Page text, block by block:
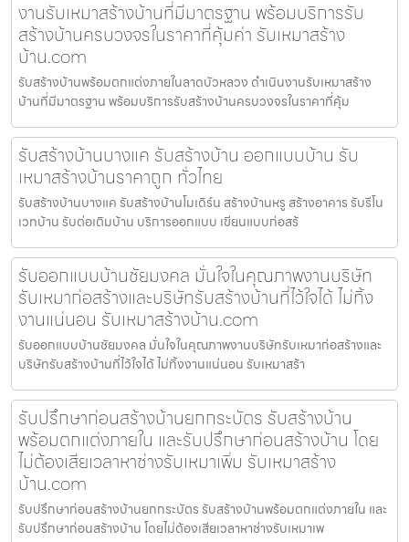
งานรับเหมาสร้างบ้านที่มีมาตรฐาน พร้อมบริการรับ
สร้างบ้านครบวงจรในราคาที่คุ้มค่า รับเหมาสร้าง
บ้าน.com
รับสร้างบ้านพร้อมตกแต่งภายในลาดบัวหลวง ดำเนินงานรับเหมาสร้าง
บ้านที่มีมาตรฐาน พร้อมบริการรับสร้างบ้านครบวงจรในราคาที่คุ้ม
รับสร้างบ้านบางแค รับสร้างบ้าน ออกแบบบ้าน รับ
เหมาสร้างบ้านราคาถูก ทั่วไทย
รับสร้างบ้านบางแค รับสร้างบ้านโมเดิร์น สร้างบ้านหรู สร้างอาคาร รับรีโน
เวทบ้าน รับต่อเติมบ้าน บริการออกแบบ เขียนแบบก่อสร้
รับออกแบบบ้านชัยมงคล มั่นใจในคุณภาพงานบริษัท
รับเหมาก่อสร้างและบริษัทรับสร้างบ้านที่ไว้ใจได้ ไม่ทิ้ง
งานแน่นอน รับเหมาสร้างบ้าน.com
รับออกแบบบ้านชัยมงคล มั่นใจในคุณภาพงานบริษัทรับเหมาก่อสร้างและ
บริษัทรับสร้างบ้านที่ไว้ใจได้ ไม่ทิ้งงานแน่นอน รับเหมาสร้า
รับปรึกษาก่อนสร้างบ้านยกกระบัตร รับสร้างบ้าน
พร้อมตกแต่งภายใน และรับปรึกษาก่อนสร้างบ้าน โดย
ไม่ต้องเสียเวลาหาช่างรับเหมาเพิ่ม รับเหมาสร้าง
บ้าน.com
รับปรึกษาก่อนสร้างบ้านยกกระบัตร รับสร้างบ้านพร้อมตกแต่งภายใน และ
รับปรึกษาก่อนสร้างบ้าน โดยไม่ต้องเสียเวลาหาช่างรับเหมาเพ